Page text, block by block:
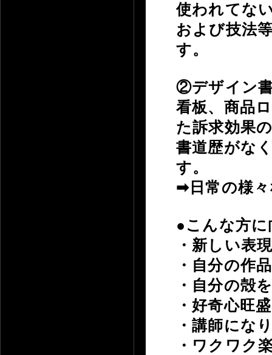
使われてな
および技法
す。
②デザイン
看板、商品
た訴求効果
書道歴がな
す。
➡日常の様
●こんな方
・新しい表
・自分の作
・自分の殻
・好奇心旺
・講師にな
・ワクワク